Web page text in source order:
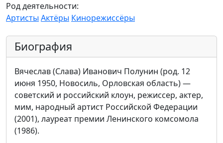
Род деятельности:
Артисты Актёры Кинорежиссёры
Биография
Вячеслав (Слава) Иванович Полунин (род. 12
июня 1950, Новосиль, Орловская область) —
советский и российский клоун, режиссер, актер,
мим, народный артист Российской Федерации
(2001), лауреат премии Ленинского комсомола
(1986).